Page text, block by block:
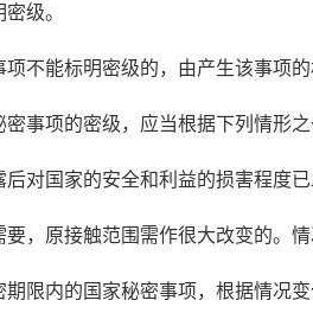
级。
不能标明密级的，由产生该事项
事项的密级，应当根据下列情形之
后对国家的安全和利益的损害程度已
要，原接触范围需作很大改变的。
限内的国家秘密事项，根据情况